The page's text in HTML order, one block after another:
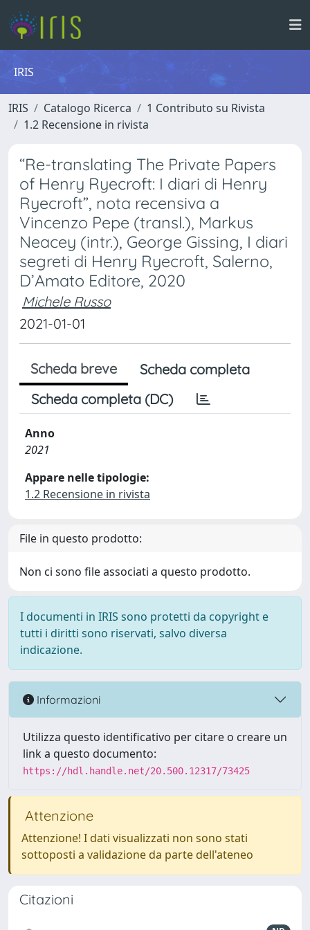
IRIS
IRIS Catalogo Ricerca
1 Contributo su Rivista
1.2 Recensione in rivista
“Re-translating The Private Papers
of Henry Ryecroft: I diari di Henry
Ryecroft”, nota recensiva a
Vincenzo Pepe (transl.), Markus
Neacey (intr.), George Gissing, I diari
segreti di Henry Ryecroft, Salerno,
D’Amato Editore, 2020
Michele Russo
2021-01-01
Scheda breve
Scheda completa
Scheda completa (DC)
Anno
2021
Appare nelle tipologie:
1.2 Recensione in rivista
File in questo prodotto:
Non ci sono file associati a questo prodotto.
I documenti in IRIS sono protetti da copyright e
tutti i diritti sono riservati, salvo diversa
indicazione.
Informazioni
Utilizza questo identificativo per citare o creare un
link a questo documento:
https://hdl.handle.net/20.500.12317/73425
Attenzione
Attenzione! I dati visualizzati non sono stati
sottoposti a validazione da parte dell'ateneo
Citazioni